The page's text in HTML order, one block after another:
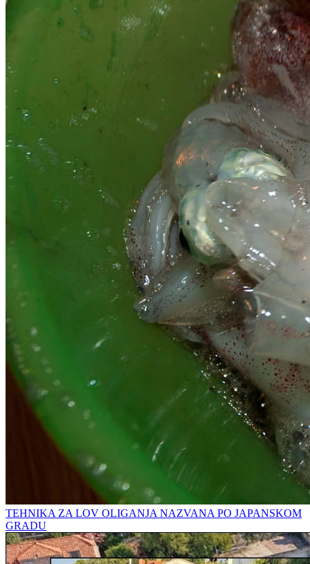
TEHNIKA ZA LOV OLIGANJA NAZVANA PO JAPANSKOM
GRADU